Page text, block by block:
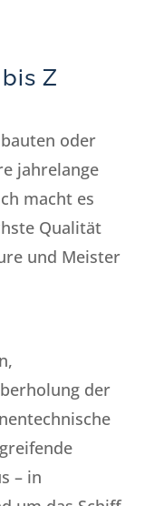
Z
oder
jahrelange
macht es
Qualität
und Meister
der
– in